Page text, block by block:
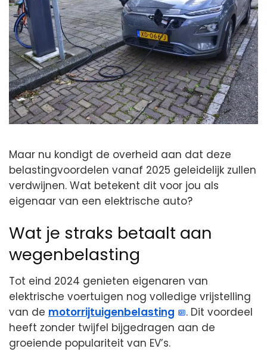
Maar nu kondigt de overheid aan dat deze
belastingvoordelen vanaf 2025 geleidelijk zullen
verdwijnen. Wat betekent dit voor jou als
eigenaar van een elektrische auto?
Wat je straks betaalt aan
wegenbelasting
Tot eind 2024 genieten eigenaren van
elektrische voertuigen nog volledige vrijstelling
van de motorrijtuigenbelasting
. Dit voordeel
heeft zonder twijfel bijgedragen aan de
groeiende populariteit van EV’s.